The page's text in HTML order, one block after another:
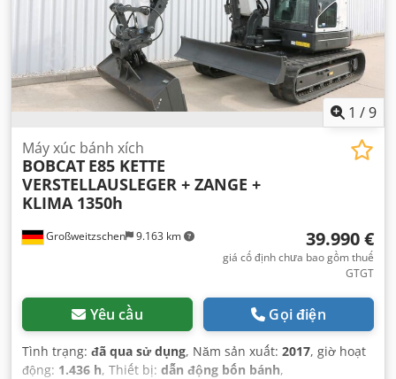
1 /9
Großweitzschen 9.163 km
Máy xúc bánh xích
BOBCAT E85 KETTE
VERSTELLAUSLEGER + ZANGE +
KLIMA 1350h
39.990 €
giá cố định chưa bao gồm thuế
GTGT
Yêu cầu Gọi điện
Tình trạng: đã qua sử dụng, Năm sản xuất: 2017, giờ hoạt
động: 1.436 h, Thiết bị: dẫn động bốn bánh,